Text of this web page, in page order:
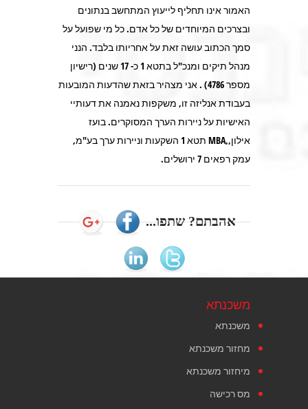
האמור אינו תחליף לייעוץ המתחשב בנתונים
ובצרכים המיוחדים של כל אדם. כל מי שפועל על
סמך הכתוב עושה זאת על אחריותו בלבד. הנני
מנהל תיקים ומנכ"ל בתטא 1 כ- 17 שנים (רישיון
מספר 4786) . אני מצהיר בזאת שהדעות המובעות
בעבודת אנליזה זו, משקפות נאמנה את דעותיי
האישיות על ניירות הערך המסוקרים. בועז
אילון,,MBA תטא 1 השקעות וניירות ערך בע"מ,
עמק רפאים 7 ירושלים.
אהבתם? שתפו...
משכנתא
משכנתא
מחזור משכנתא
מיחזור משכנתא
מס רכישה